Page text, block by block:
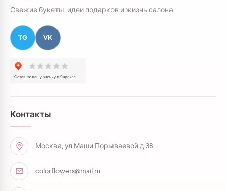
Свежие букеты, идеи подарков и жизнь салона.
TG VK
Контакты
Москва, ул.Маши Порываевой д.38
colorflowers@mail.ru